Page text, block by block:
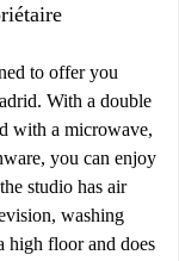
to offer you
With a double
with a microwave,
you can enjoy
studio has air
washing
high floor and does